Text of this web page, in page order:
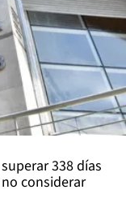
338 días
considerar